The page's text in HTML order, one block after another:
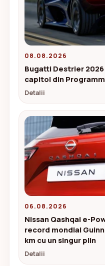
08.08.2026
Bugatti Destrier
capitol din
Detalii
06.08.2026
Nissan Qashqai e-
record mondial
km cu un singur plin
Detalii